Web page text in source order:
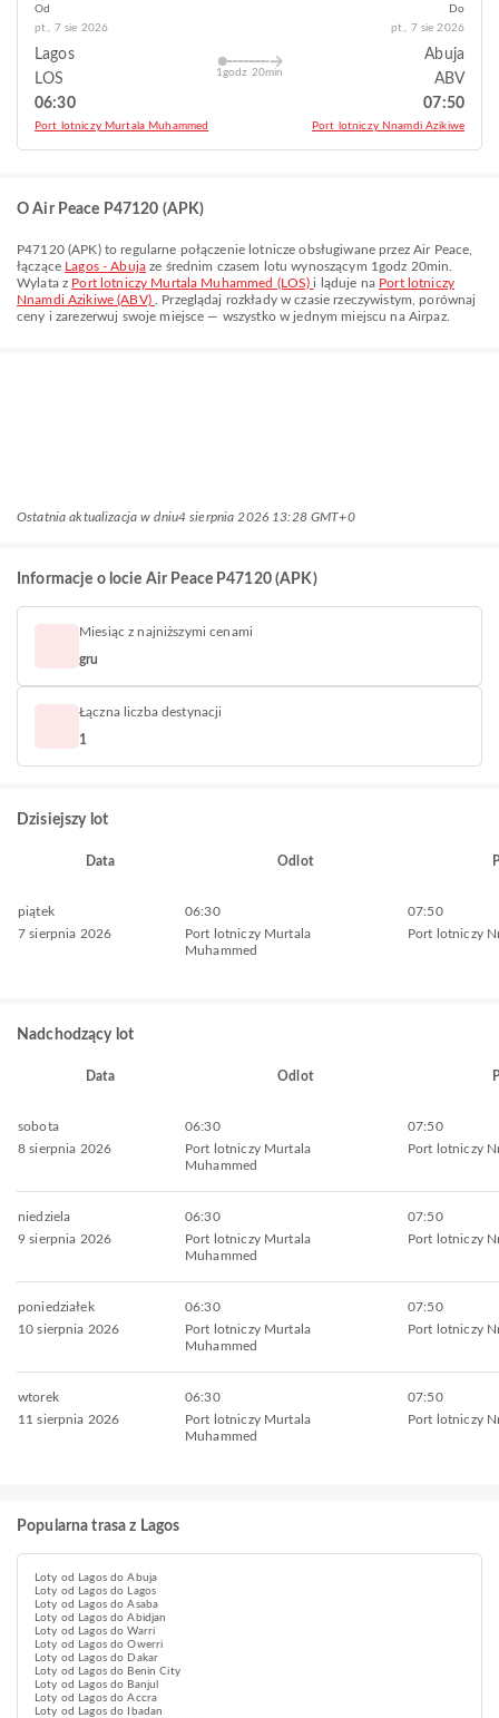
Od
pt., 7 sie 2026
Lagos
LOS
06:30
Port lotniczy Murtala Muhammed
1godz 20min
Do
pt., 7 sie 2026
Abuja
ABV
07:50
Port lotniczy Nnamdi Azikiwe
O Air Peace P47120 (APK)
P47120(APK) to regularne połączenie lotnicze obsługiwane przez Air Peace
łączące Lagos - Abujaze średnim czasem lotu wynoszącym 1godz 20min
Wylata z Port lotniczy Murtala Muhammed (LOS)i ląduje na Port lotniczy
Nnamdi Azikiwe (ABV)
. Przeglądaj rozkłady w czasie rzeczywistym, porównaj
ceny i zarezerwuj swoje miejsce — wszystko w jednym miejscu na Airpaz.
Ostatnia aktualizacja w dniu4 sierpnia 2026 13:28 GMT+0
Informacje o locie Air Peace P47120 (APK)
Miesiąc z najniższymi cenami
gru
Łączna liczba destynacji
1
Dzisiejszy lot
Data Odlot
piątek
7 sierpnia 2026
06:30
Port lotniczy Murtala
Muhammed
07:50
Port lotniczy
Nadchodzący lot
Data Odlot
sobota
8 sierpnia 2026
06:30
Port lotniczy Murtala
Muhammed
07:50
Port lotniczy
niedziela
9 sierpnia 2026
06:30
Port lotniczy Murtala
Muhammed
07:50
Port lotniczy
poniedziałek
10 sierpnia 2026
06:30
Port lotniczy Murtala
Muhammed
07:50
Port lotniczy
wtorek
11 sierpnia 2026
06:30
Port lotniczy Murtala
Muhammed
07:50
Port lotniczy
Popularna trasa z Lagos
Loty od Lagos do Abuja
Loty od Lagos do Lagos
Loty od Lagos do Asaba
Loty od Lagos do Abidjan
Loty od Lagos do Warri
Loty od Lagos do Owerri
Loty od Lagos do Dakar
Loty od Lagos do Benin City
Loty od Lagos do Banjul
Loty od Lagos do Accra
Loty od Lagos do Ibadan